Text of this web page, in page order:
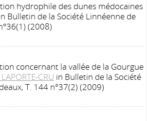
hydrophile des dunes médocaines
Bulletin de la Société Linnéenne de
(2008)
concernant la vallée de la Gourgue
LAPORTE-CRU in Bulletin de la Société
T. 144 n°37(2) (2009)